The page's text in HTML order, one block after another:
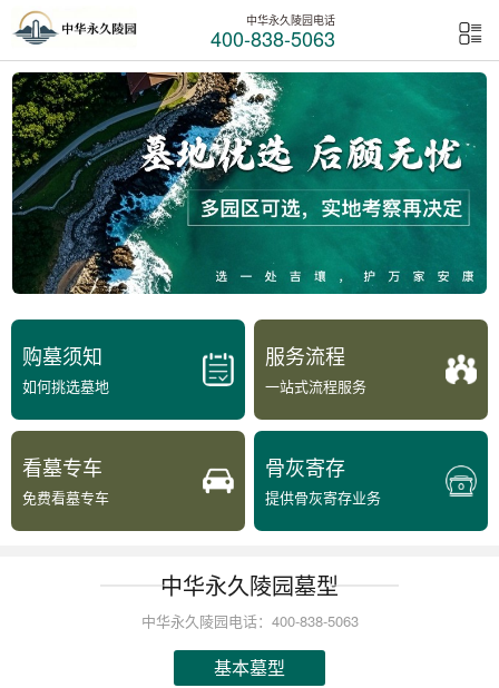
中华永久陵园电话
400-838-5063
购墓须知
如何挑选墓地
服务流程
一站式流程服务
看墓专车
免费看墓专车
骨灰寄存
提供骨灰寄存业务
中华永久陵园墓型
中华永久陵园电话：400-838-5063
基本墓型